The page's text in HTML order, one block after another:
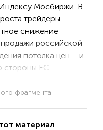
Мосбиржи. В
трейдеры
снижение
российской
потолка цен – и
стороны ЕС.
фрагмента
материал